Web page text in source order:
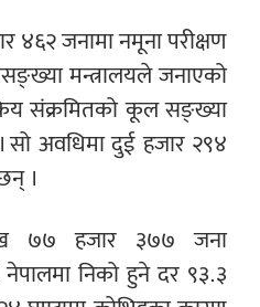
४६२ जनामा नमूना परीक्षण
मन्त्रालयले जनाएको
संक्रमितको कूल सङ्ख्या
अवधिमा दुई हजार २९४
।
हजार ३७७ जना
निको हुने दर ९३.३